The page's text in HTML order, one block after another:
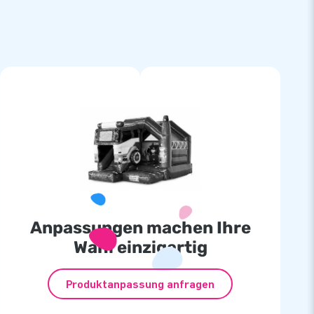
Anpassungen machen Ihre
Wahl einzigartig
Produktanpassung anfragen